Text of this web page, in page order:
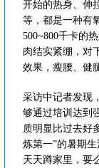
开始的热身、伸
等，都是一种有
500~800千卡的
肉结实紧绷，对
效果，瘦腰、健
采访中记者发现
够通过培训达到
质明显比过去好
炼第一”的暑期
天天蹲家里，要